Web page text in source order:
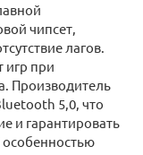
чипсет,
лагов.
игр при
Производитель
5,0, что
и гарантировать